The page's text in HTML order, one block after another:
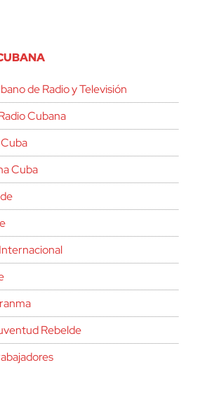
de Radio y Televisión
Cubana
Cuba
Rebelde